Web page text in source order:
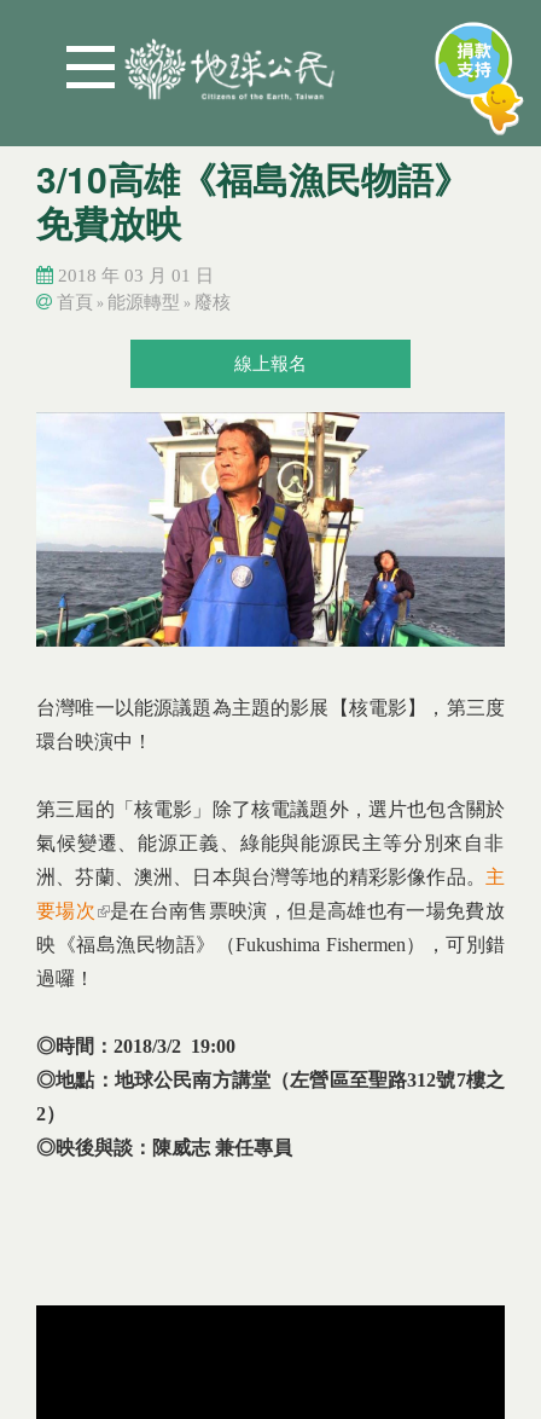
3/10高雄《福島漁民物語》
免費放映
2018 年 03 月 01 日
您在這裡
首頁 » 能源轉型 » 廢核
線上報名
台灣唯一以能源議題為主題的影展【核電影】，第三度
環台映演中！
第三屆的「核電影」除了核電議題外，選片也包含關於
氣候變遷、能源正義、綠能與能源民主等分別來自非
洲、芬蘭、 澳洲、日本與台灣等地的精彩影像作品。 主
要場次(link is external)
是在台南售票映演，但是高雄也有一場免費放
映《福島漁民物語》（Fukushima Fishermen），可別錯
過囉！
◎時間：2018/3/2 19:00
◎地點：地球公民南方講堂（左營區至聖路312號7樓之
2）
◎映後與談：陳威志 兼任專員